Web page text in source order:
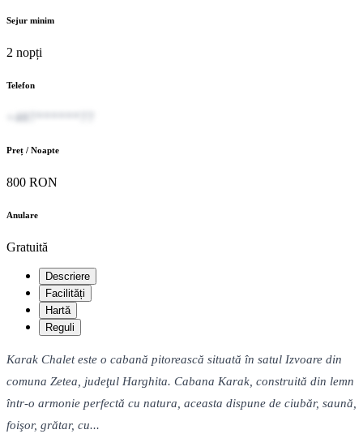
Sejur minim
2 nopți
Telefon
+407******77
Preț / Noapte
800 RON
Anulare
Gratuită
Descriere
Facilități
Hartă
Reguli
Karak Chalet este o cabană pitorească situată în satul Izvoare din
comuna Zetea, judeţul Harghita. Cabana Karak, construită din lemn
într-o armonie perfectă cu natura, aceasta dispune de ciubăr, saună,
foişor, grătar, cu...